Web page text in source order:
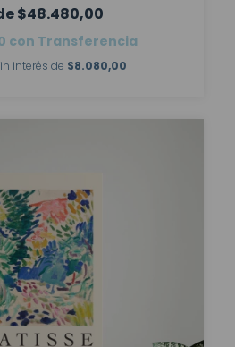
$48.480,00
con Transferencia
interés de $8.080,00